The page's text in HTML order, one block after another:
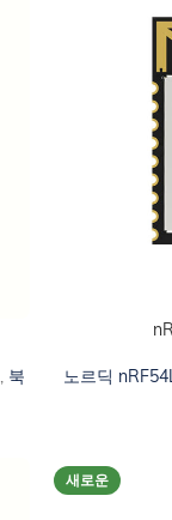
, 북
카트에 추가하십
노르딕
새로운